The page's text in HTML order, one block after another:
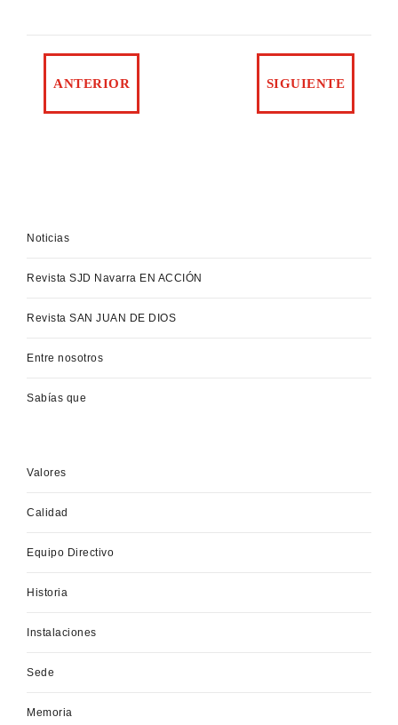
Noticias
Revista SJD Navarra EN ACCIÓN
Revista SAN JUAN DE DIOS
Entre nosotros
Sabías que
Valores
Calidad
Equipo Directivo
Historia
Instalaciones
Sede
Memoria